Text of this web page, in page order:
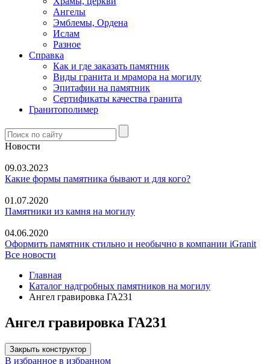
Ангелы
Эмблемы, Ордена
Ислам
Разное
Справка
Как и где заказать памятник
Виды гранита и мрамора на могилу
Эпитафии на памятник
Сертификаты качества гранита
Гранитополимер
Новости
09.03.2023
Какие формы памятника бывают и для кого?
01.07.2020
Памятники из камня на могилу
04.06.2020
Оформить памятник стильно и необычно в компании iGranit
Все новости
Главная
Каталог надгробных памятников на могилу
Ангел гравировка ГА231
Ангел гравировка ГА231
Закрыть конструктор
В избранное в избранном